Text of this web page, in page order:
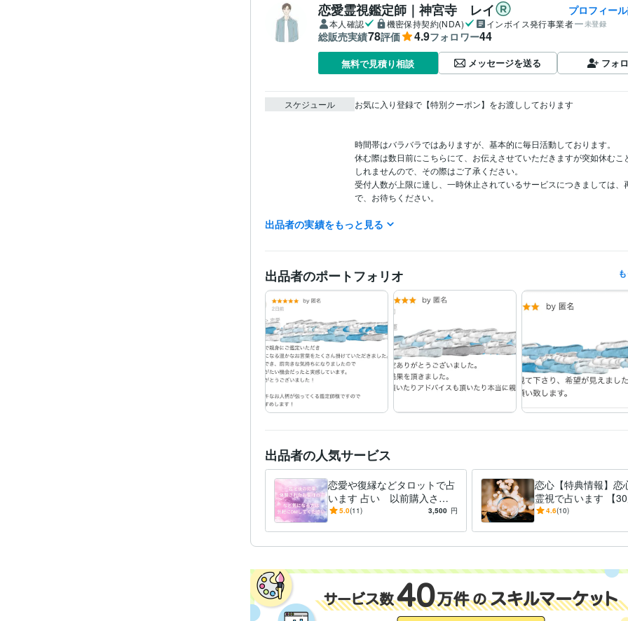
恋愛霊視鑑定師｜神宮寺 レイ プロフィー
本人確認 機密保持契約(NDA) インボイス発行事業者 未登録
総販売実績78評価 4.9フォロワー44
無料で見積り相談 メッセージを送る フォ
スケジュール お気に入り登録で【特別クーポン】をお渡ししております
時間帯はバラバラではありますが、基本的に毎日活動しております。
休む際は数日前にこちらにて、お伝えさせていただきますが突如休むこ
しれませんので、その際はご了承ください。
受付人数が上限に達し、一時休止されているサービスにつきましては、
で、お待ちください。
順番に購入された方から
満枠の際はお返事が遅くなることは
受賞歴 ココナラ初出品
ンク】レギュラー入り
ココナラ10件購入されました
ココナラ【出品ランク】シルバーランク ココナラ【出品ラ
ナランク
資格・検定 心理カウンセラー 取得年 : 2017年
占い師 取得年 : 2014年
あの人との恋愛占い 未来と乗り越える試練の鑑定
占い 霊視 霊視鑑定 金運 恋 恋愛 恋の行方 同性愛 未来 健
占い 恋心・想い占い
出品者の実績をもっと見る
出品者のポートフォリオ
出品者の人気サービス
恋愛や復縁などタロットで占
います 占い 以前購入され
た方のための商品
5.0(11) 3,500 円
恋心【特典情報】恋
霊視で占います 【
専門】大切なあの人
4.6(10)